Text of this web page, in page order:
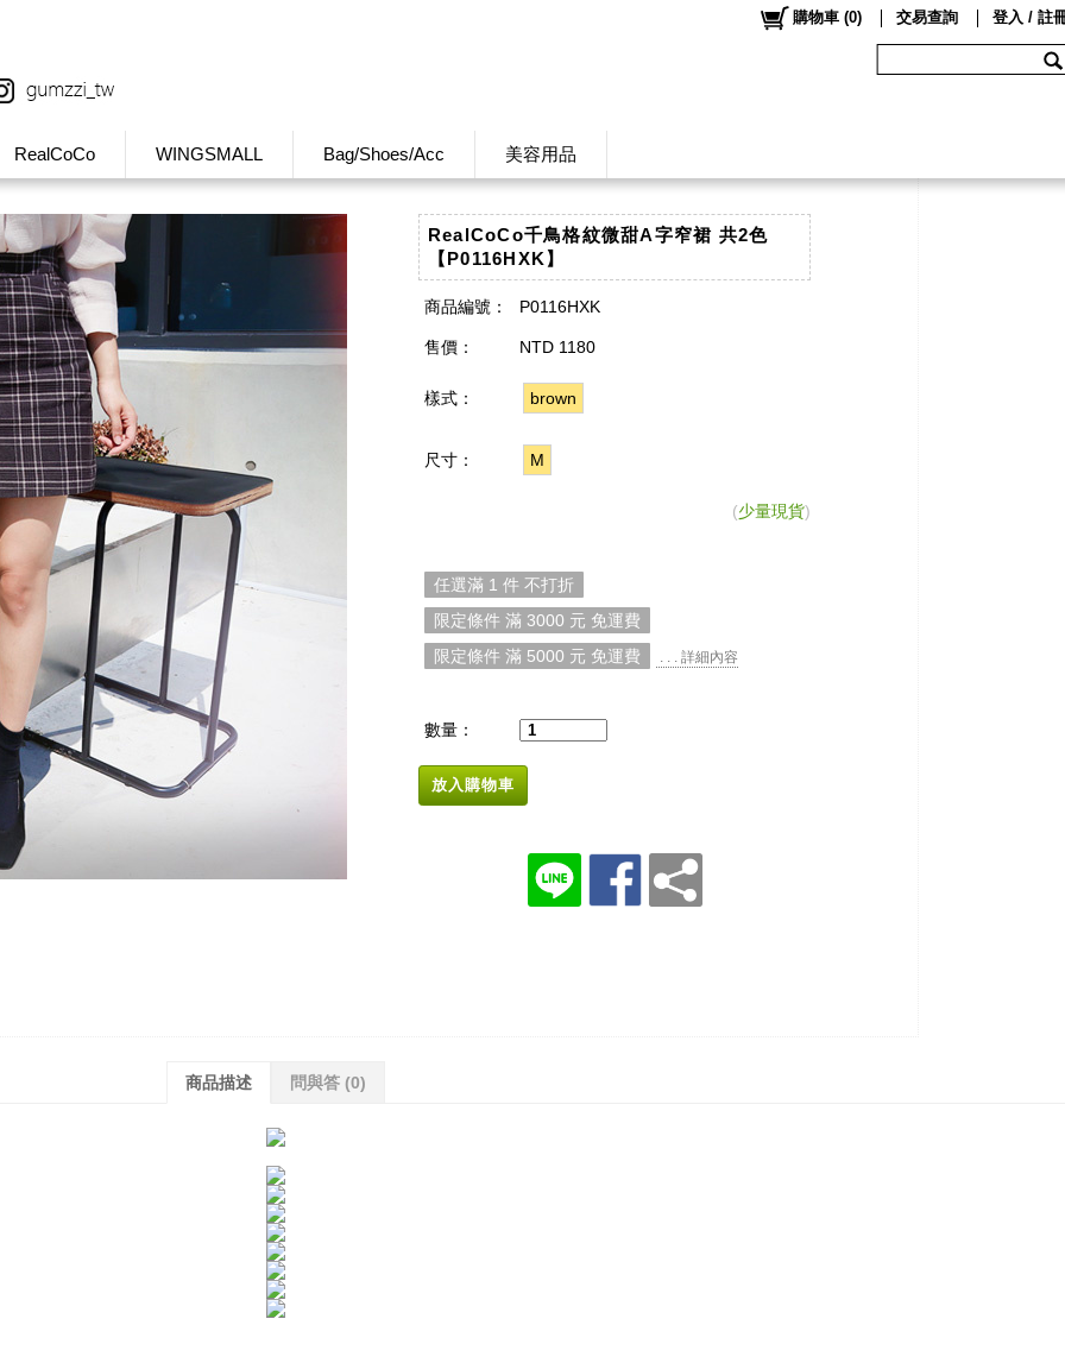
RealCoCo WINGSMALL Bag/Shoes/Acc 美容用品
購物車 (0) 交易查詢 登入 / 註
RealCoCo千鳥格紋微甜A字窄裙 共2色
【P0116HXK】
商品編號： P0116HXK
售價： NTD 1180
樣式： brown
尺寸： M
(少量現貨)
任選滿 1 件 不打折
限定條件 滿 3000 元 免運費
限定條件 滿 5000 元 免運費
. . . 詳細內容
數量：
放入購物車
商品描述 問與答 (0)